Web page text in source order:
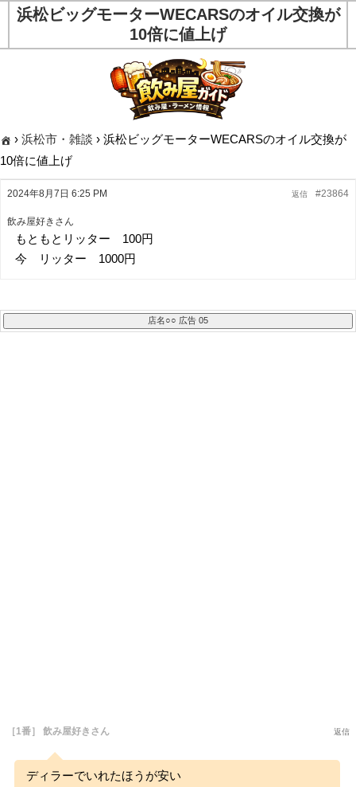
浜松ビッグモーターWECARSのオイル交換が
10倍に値上げ
› 浜松市・雑談 › 浜松ビッグモーターWECARSのオイル交換が
10倍に値上げ
2024年8月7日 6:25 PM #23864
返信
飲み屋好きさん
もともとリッター 100円
今 リッター 1000円
［1番］ 飲み屋好きさん 返信
ディラーでいれたほうが安い